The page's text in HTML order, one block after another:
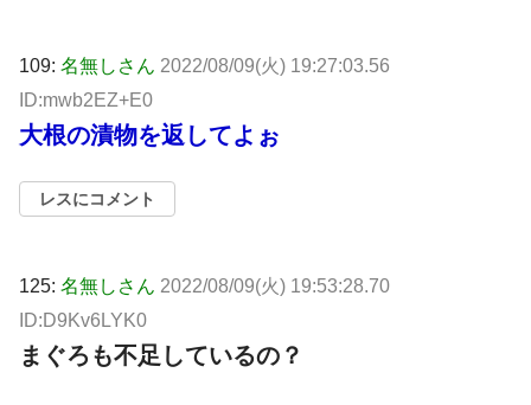
109: 名無しさん 2022/08/09(火) 19:27:03.56
ID:mwb2EZ+E0
大根の漬物を返してよぉ
レスにコメント
125: 名無しさん 2022/08/09(火) 19:53:28.70
ID:D9Kv6LYK0
まぐろも不足しているの？